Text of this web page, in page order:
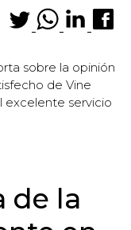
sobre la opinión
de Vine
excelente servicio
de la